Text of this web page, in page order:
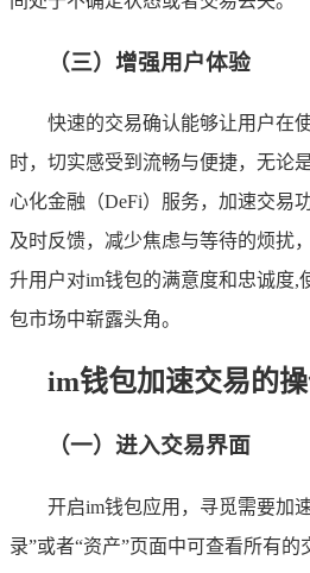
（三）增强用户体验
快速的交易确认能够让用户在
时，切实感受到流畅与便捷，无论
心化金融（DeFi）服务，加速交易
及时反馈，减少焦虑与等待的烦扰
升用户对im钱包的满意度和忠诚度,
包市场中崭露头角。
im钱包加速交易的
（一）进入交易界面
开启im钱包应用，寻觅需要加
录”或者“资产”页面中可查看所有